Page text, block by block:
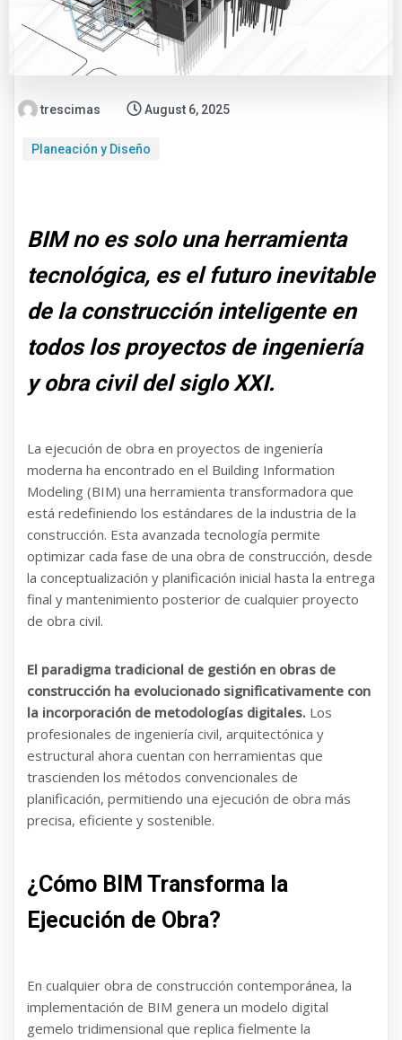
trescimas August 6, 2025
Planeación y Diseño
BIM no es solo una herramienta
tecnológica, es el futuro inevitable
de la construcción inteligente en
todos los proyectos de ingeniería
y obra civil del siglo XXI.
La ejecución de obra en proyectos de ingeniería
moderna ha encontrado en el Building Information
Modeling (BIM) una herramienta transformadora que
está redefiniendo los estándares de la industria de la
construcción. Esta avanzada tecnología permite
optimizar cada fase de una obra de construcción, desde
la conceptualización y planificación inicial hasta la entrega
final y mantenimiento posterior de cualquier proyecto
de obra civil.
El paradigma tradicional de gestión en obras de
construcción ha evolucionado significativamente con
la incorporación de metodologías digitales. Los
profesionales de ingeniería civil, arquitectónica y
estructural ahora cuentan con herramientas que
trascienden los métodos convencionales de
planificación, permitiendo una ejecución de obra más
precisa, eficiente y sostenible.
¿Cómo BIM Transforma la
Ejecución de Obra?
En cualquier obra de construcción contemporánea, la
implementación de BIM genera un modelo digital
gemelo tridimensional que replica fielmente la